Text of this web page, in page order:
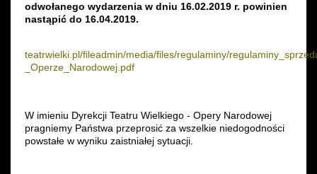
odwołanego wydarzenia w dniu 16.02.2019 r. powinien
nastąpić do 16.04.2019.
teatrwielki.pl/fileadmin/media/files/regulaminy/
_Operze_Narodowej.pdf
W imieniu Dyrekcji Teatru Wielkiego - Opery Narodowej
pragniemy Państwa przeprosić za wszelkie niedogodności
powstałe w wyniku zaistniałej sytuacji.